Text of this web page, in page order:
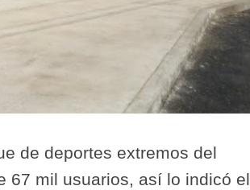
de deportes extremos del
67 mil usuarios, así lo indicó el